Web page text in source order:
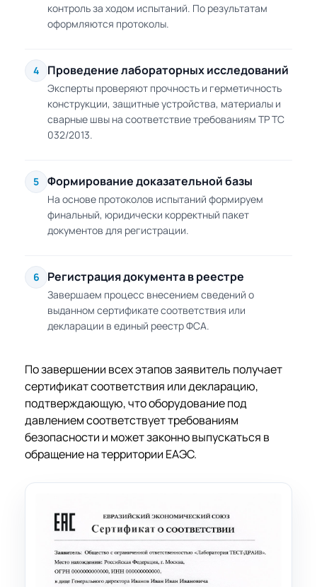
контроль за ходом испытаний. По результатам
оформляются протоколы.
4 Проведение лабораторных исследований
Эксперты проверяют прочность и герметичность
конструкции, защитные устройства, материалы и
сварные швы на соответствие требованиям ТР ТС
032/2013.
5 Формирование доказательной базы
На основе протоколов испытаний формируем
финальный, юридически корректный пакет
документов для регистрации.
6 Регистрация документа в реестре
Завершаем процесс внесением сведений о
выданном сертификате соответствия или
декларации в единый реестр ФСА.
По завершении всех этапов заявитель получает
сертификат соответствия или декларацию,
подтверждающую, что оборудование под
давлением соответствует требованиям
безопасности и может законно выпускаться в
обращение на территории ЕАЭС.